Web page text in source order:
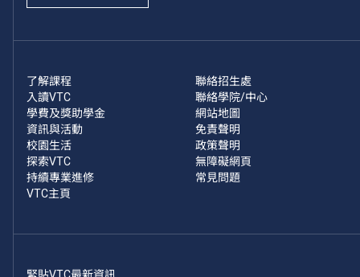
了解課程
入讀VTC
學費及獎助學金
資訊與活動
校園生活
探索VTC
持續專業進修
VTC主頁
聯絡招生處
聯絡學院/中心
網站地圖
免責聲明
政策聲明
無障礙網頁
常見問題
緊貼VTC最新資訊